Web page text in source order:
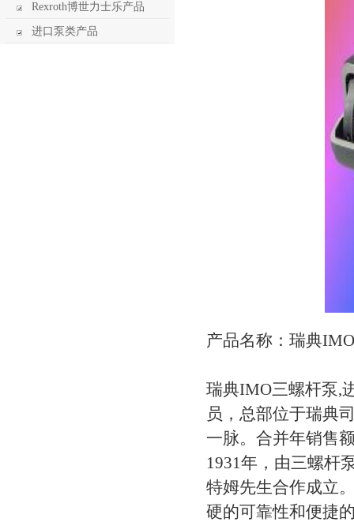
Rexroth博世力士乐产品
进口泵类产品
产品名称：瑞典
瑞典IMO三螺杆泵,
员，总部位于瑞典
一脉。合并年销售
1931年，由三螺杆
特姆先生合作成立
硬的可靠性和便捷